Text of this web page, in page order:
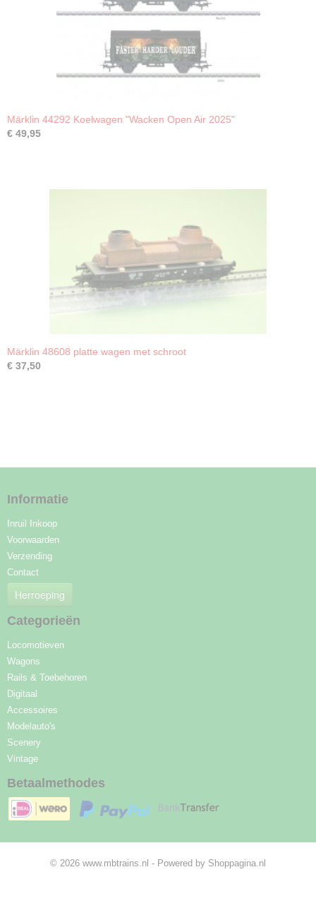
Märklin 44292 Koelwagen "Wacken Open Air 2025"
€ 49,95
Märklin 48608 platte wagen met schroot
€ 37,50
Informatie
Inruil Inkoop
Voorwaarden
Verzending
Contact
Herroeping
Categorieën
Locomotieven
Wagons
Rails & Toebehoren
Digitaal
Accessoires
Modelauto's
Scenery
Vintage
Betaalmethodes
© 2026 www.mbtrains.nl - Powered by Shoppagina.nl